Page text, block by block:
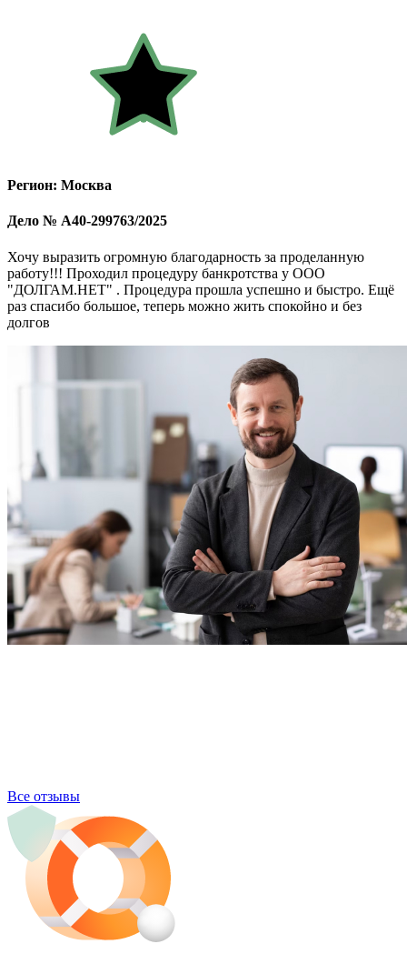
Регион: Москва
Дело № А40-299763/2025
Хочу выразить огромную благодарность за проделанную
работу!!! Проходил процедуру банкротства у ООО
"ДОЛГАМ.НЕТ" . Процедура прошла успешно и быстро. Ещё
раз спасибо большое, теперь можно жить спокойно и без
долгов
Все отзывы